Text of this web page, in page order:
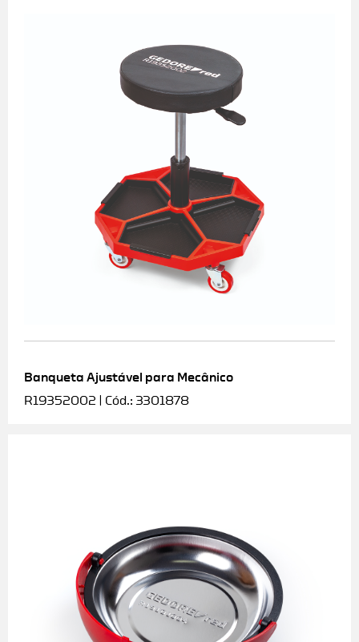
Banqueta Ajustável para Mecânico
R19352002 | Cód.: 3301878